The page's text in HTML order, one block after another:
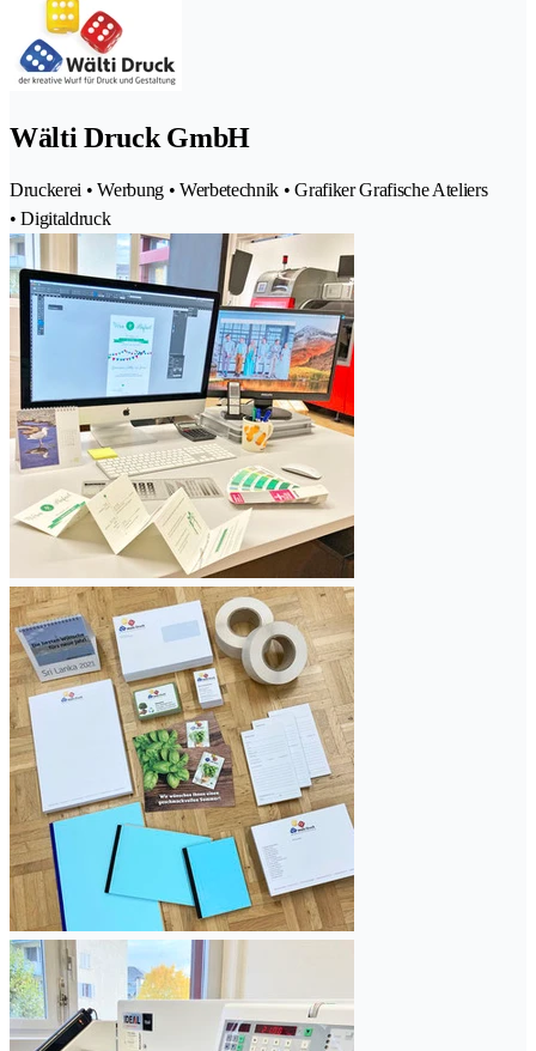
Wälti Druck GmbH
Druckerei • Werbung • Werbetechnik • Grafiker Grafische Ateliers
• Digitaldruck